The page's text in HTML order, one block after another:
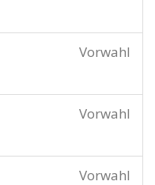
Vorwahl
Vorwahl
Vorwahl